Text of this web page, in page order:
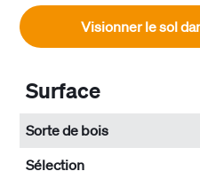
Visionner le sol
Surface
Sorte de bois
Sélection